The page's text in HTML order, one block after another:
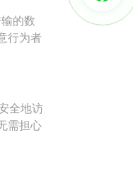
的数
行为者
全地访
需担心